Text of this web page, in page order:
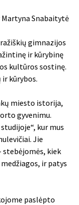
Martyna Snabaitytė
gimnazijos
ir kūrybinę
kultūros sostinę.
kūrybos.
miesto istorija,
gyvenimu.
kur mus
Jie
stebėjomės, kiek
ir patys
paslėpto